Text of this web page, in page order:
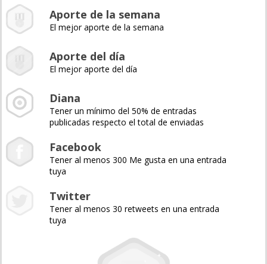
Aporte de la semana
El mejor aporte de la semana
Aporte del día
El mejor aporte del día
Diana
Tener un mínimo del 50% de entradas
publicadas respecto el total de enviadas
Facebook
Tener al menos 300 Me gusta en una entrada
tuya
Twitter
Tener al menos 30 retweets en una entrada
tuya